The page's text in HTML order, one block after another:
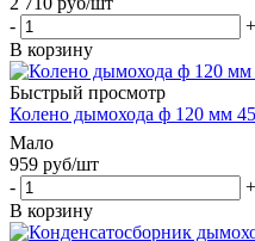
-
+
В корзину
Быстрый просмотр
Колено дымохода ф 120 мм
Мало
959 руб/шт
-
+
В корзину